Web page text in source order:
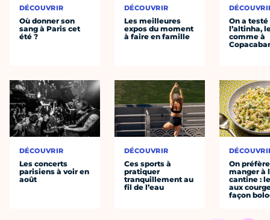
DÉCOUVRIR
Où donner son
sang à Paris cet
été ?
DÉCOUVRIR
Les concerts
parisiens à voir en
août
DÉCOUVRIR
Les meilleures
expos du moment
à faire en famille
DÉCOUVRIR
Ces sports à
pratiquer
tranquillement au
fil de l’eau
On a testé
l’altinha,
comme à
On préfère
manger à
cantine :
aux
façon